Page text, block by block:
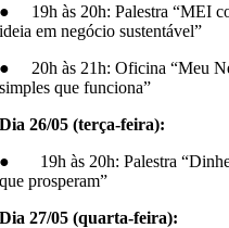
● 19h às 20h: Palestra “MEI
ideia em negócio sustentável”
● 20h às 21h: Oficina “Meu
simples que funciona”
Dia 26/05 (terça-feira):
● 19h às 20h: Palestra
que prosperam”
Dia 27/05 (quarta-feira):